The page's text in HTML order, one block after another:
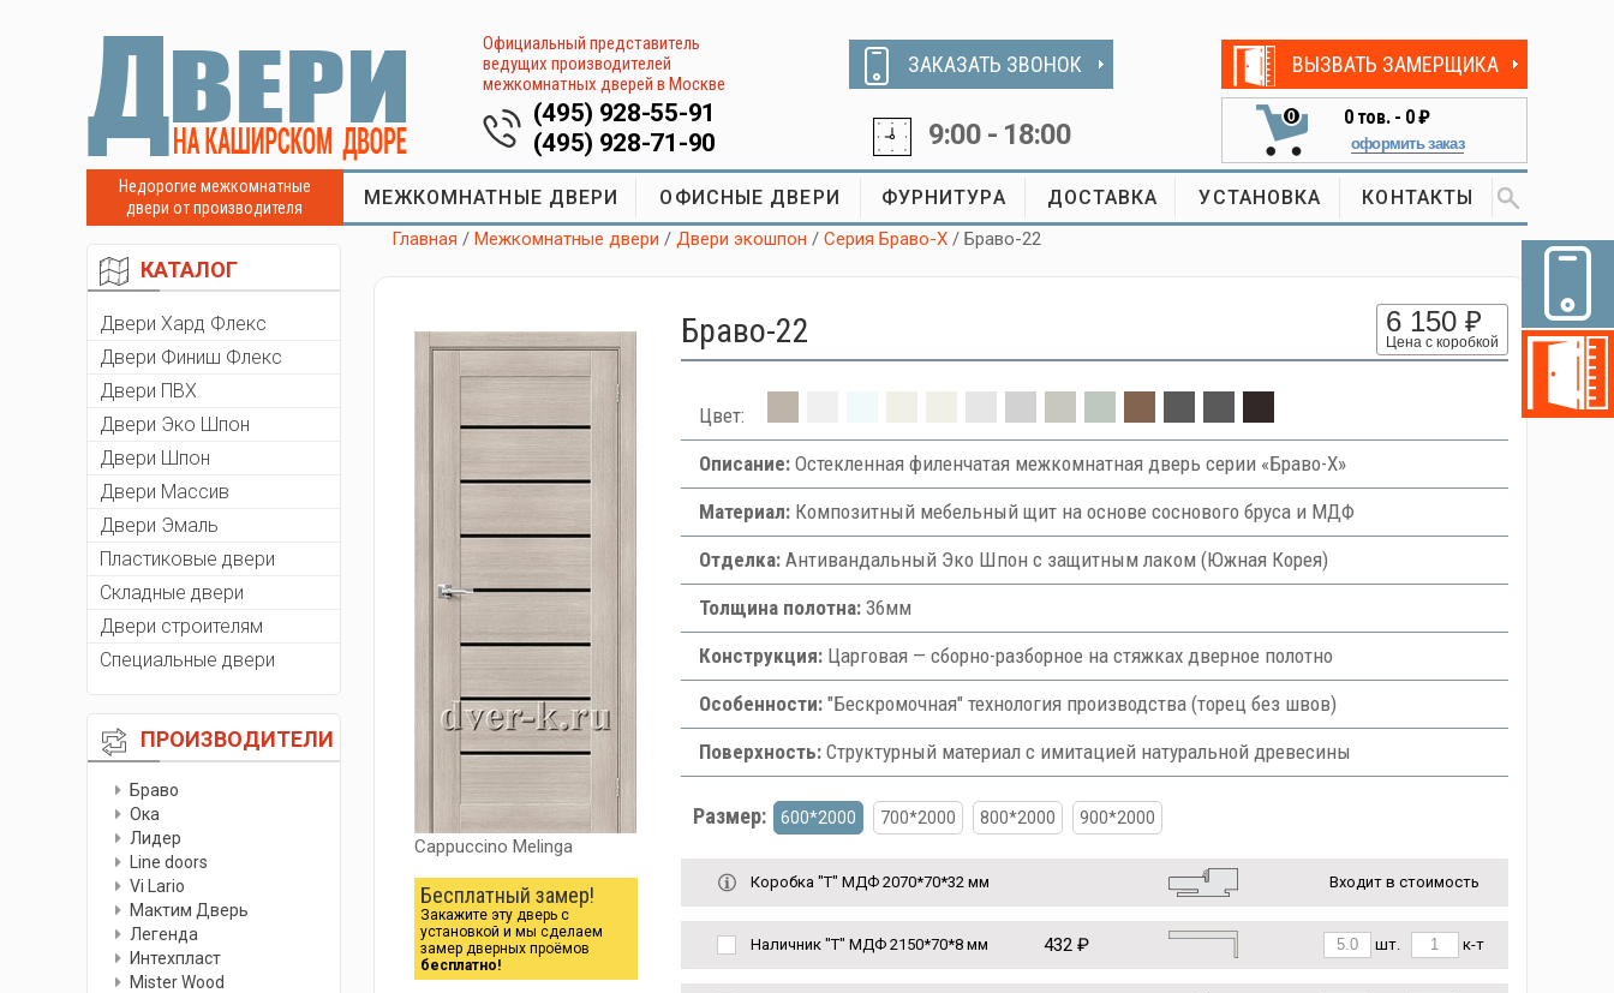
Официальный представитель
ведущих производителей
межкомнатных дверей в Москве
(495) 928-55-91
(495) 928-71-90
ЗАКАЗАТЬ ЗВОНОК
9:00 - 18:00
ВЫЗВАТЬ ЗАМЕРЩИКА
0 0тов. - 0 ₽
оформить заказ
Недорогие межкомнатные
двери от производителя
МЕЖКОМНАТНЫЕ ДВЕРИ ОФИСНЫЕ ДВЕРИ ФУРНИТУРА ДОСТАВКА УСТАНОВКА КОНТАКТЫ
КАТАЛОГ
Двери Хард Флекс
Двери Финиш Флекс
Двери ПВХ
Двери Эко Шпон
Двери Шпон
Двери Массив
Двери Эмаль
Пластиковые двери
Складные двери
Двери строителям
Специальные двери
ПРОИЗВОДИТЕЛИ
Браво
Ока
Лидер
Line doors
Vi Lario
Мактим Дверь
Легенда
Интехпласт
Мister Wood
Главная /Межкомнатные двери /Двери экошпон /Серия Браво-X / Браво-22
Cappuccino Melinga
Бесплатный замер!
Закажите эту дверь с
установкой и мы сделаем
замер дверных проёмов
бесплатно!
Браво-22 6 150 ₽
Цена с коробкой
Цвет:
Описание:Остекленная филенчатая межкомнатная дверь серии «Браво-Х»
Материал:Композитный мебельный щит на основе соснового бруса и МДФ
Отделка:Антивандальный Эко Шпон с защитным лаком (Южная Корея)
Толщина полотна:36мм
Конструкция:Царговая — сборно-разборное на стяжках дверное полотно
Особенности:"Бескромочная" технология производства (торец без швов)
Поверхность:Структурный материал с имитацией натуральной древесины
Размер: 600*2000 700*2000 800*2000 900*2000
Коробка "Т" МДФ 2070*70*32 мм Входит в стоимость
Наличник "Т" МДФ 2150*70*8 мм 432 ₽ шт. к-т